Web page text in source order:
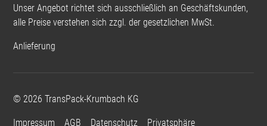
Unser Angebot richtet sich ausschließlich an Geschäftskunden,
alle Preise verstehen sich zzgl. der gesetzlichen MwSt.
Anlieferung
© 2026 TransPack-Krumbach KG
Impressum AGB Datenschutz Privatsphäre